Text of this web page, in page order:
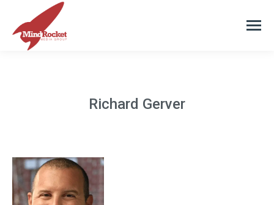
Richard Gerver